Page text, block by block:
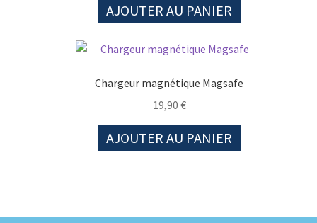
AJOUTER AU PANIER
Chargeur magnétique Magsafe
19,90 €
AJOUTER AU PANIER